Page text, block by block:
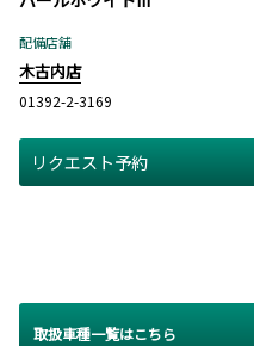
配備店舗
木古内店
01392-2-3169
リクエスト予約
取扱車種一覧はこちら